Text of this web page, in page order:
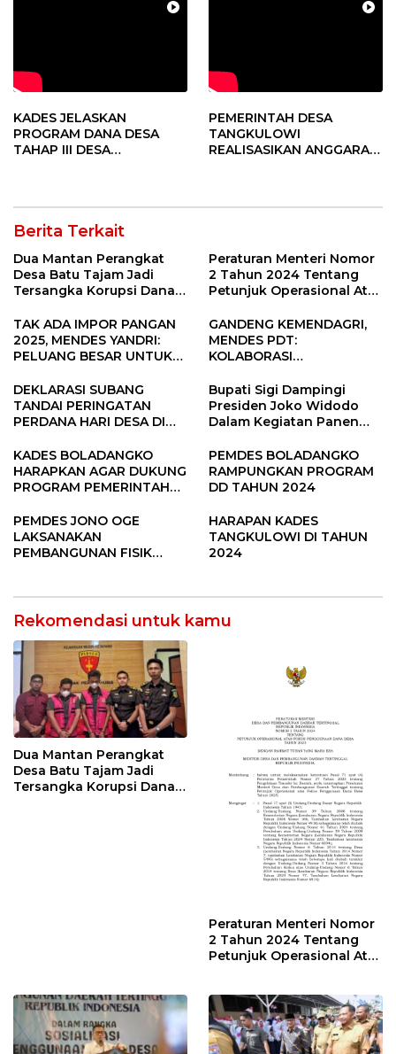
KADES JELASKAN
PROGRAM DANA DESA
TAHAP III DESA
PEMERINTAH DESA
TANGKULOWI
REALISASIKAN ANGGARAN
Berita Terkait
Dua Mantan Perangkat
Desa Batu Tajam Jadi
Tersangka Korupsi Dana
Peraturan Menteri Nomor
2 Tahun 2024 Tentang
Petunjuk Operasional Atas
Desa Tahun 2025
TAK ADA IMPOR PANGAN
2025, MENDES YANDRI:
PELUANG BESAR UNTUK
GANDENG KEMENDAGRI,
MENDES PDT:
KOLABORASI
PEMBANGUNAN DESA
DEKLARASI SUBANG
TANDAI PERINGATAN
PERDANA HARI DESA DI
Bupati Sigi Dampingi
Presiden Joko Widodo
Dalam Kegiatan Panen
Pandere
KADES BOLADANGKO
HARAPKAN AGAR DUKUNG
PROGRAM PEMERINTAH
PEMDES BOLADANGKO
RAMPUNGKAN PROGRAM
DD TAHUN 2024
PEMDES JONO OGE
LAKSANAKAN
PEMBANGUNAN FISIK
HARAPAN KADES
TANGKULOWI DI TAHUN
2024
Rekomendasi untuk kamu
Dua Mantan Perangkat
Desa Batu Tajam Jadi
Tersangka Korupsi Dana
Peraturan Menteri Nomor
2 Tahun 2024 Tentang
Petunjuk Operasional Atas